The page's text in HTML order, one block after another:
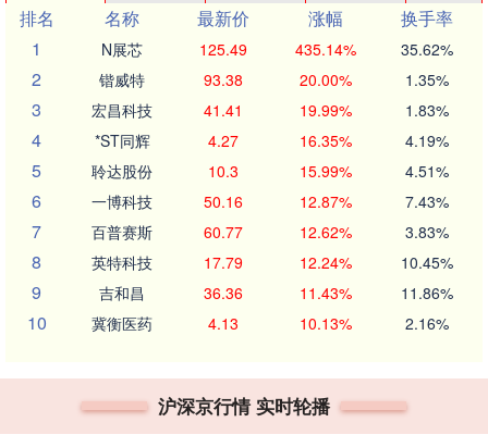
排名
名称 最新价 涨幅
换手率
1
N展芯 125.49 435.14% 35.62%
2 锴威特 93.38 20.00% 1.35%
3 宏昌科技 41.41 19.99% 1.83%
4 *ST同辉 4.27 16.35% 4.19%
5 聆达股份 10.3 15.99% 4.51%
6 一博科技 50.16 12.87% 7.43%
7 百普赛斯 60.77 12.62% 3.83%
8 英特科技 17.79 12.24% 10.45%
9 吉和昌 36.36 11.43% 11.86%
10 冀衡医药 4.13 10.13% 2.16%
沪深京行情 实时轮播